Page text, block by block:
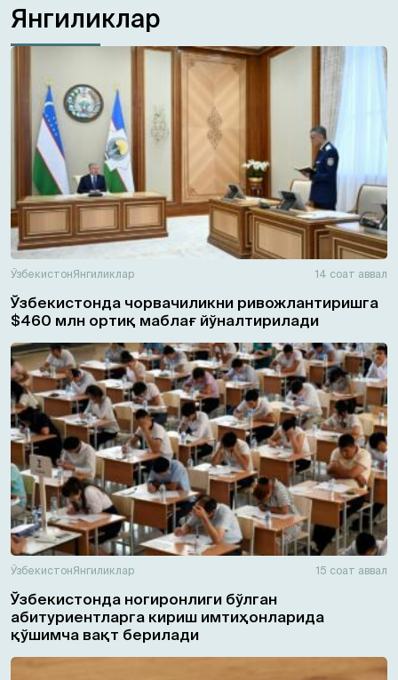
Янгиликлар
ЎзбекистонЯнгиликлар 14 соат аввал
Ўзбекистонда чорвачиликни ривожлантиришга
$460 млн ортиқ маблағ йўналтирилади
ЎзбекистонЯнгиликлар 15 соат аввал
Ўзбекистонда ногиронлиги бўлган
абитуриентларга кириш имтиҳонларида
қўшимча вақт берилади